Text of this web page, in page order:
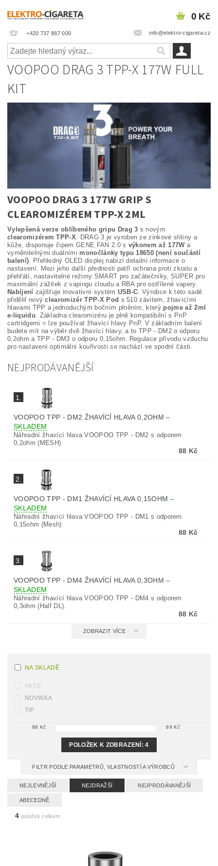
+420 737 887 000 info@elektro-cigareta.cz
0 Kč
VOOPOO DRAG 3 TPP-X 177W FULL
KIT
VOOPOO DRAG 3 177W GRIP S
CLEAROMIZÉREM TPP-X 2ML
Vylepšená verze oblíbeného gripu Drag 3 s novým
clearomizérem TPP-X. DRAG 3 je vyroben ze zinkové slitiny a
kůže, disponuje čipem GENE.FAN 2.0 s výkonem až 177W a
vyměnitelnými duálními monočlánky typu 18650 (není součástí
balení). Přehledný OLED displej nabízí detailní informace o
nastavení. Mezi jeho další přednosti patří ochrana proti zkratu a
přehřátí, nastavitelné režimy SMART pro začátečníky, SUPER pro
maximální zážitek z vapingu cloudu a RBA pro ostřílené vapery.
Nabíjení zajišťuje inovativní systém USB-C. Výrobce k této sadě
přidělil novýclearomizér TPP-X Pod s 510 závitem, žhavícími
hlavami TPP a jednoduchým bočním plněním, který pojme až 2ml
e-liquidu. Základna clearomizéru je plně kompatibilní s PnP
cartridgemi = lze používat žhavící hlavy PnP. V základním balení
budete mít na výběr dvě žhavící hlavy, a to TPP - DM2 o odporu
0,2ohm a TPP - DM3 o odporu 0,15ohm. Regulace přívodu vzduchu
pro nastavení optimální kouřivosti se nachází ve spodní části.
NEJPRODÁVANĚJŠÍ
1.
VOOPOO TPP - DM2 ŽHAVÍCÍ HLAVA 0,2OHM–
SKLADEM
Náhradní žhavící hlava VOOPOO TPP - DM2 s odporem
0,2ohm (MESH)
88 Kč
2.
VOOPOO TPP - DM1 ŽHAVÍCÍ HLAVA 0,15OHM –
SKLADEM
Náhradní žhavící hlava VOOPOO TPP - DM1 s odporem
0,15ohm (Mesh)
88 Kč
3.
VOOPOO TPP - DM4 ŽHAVÍCÍ HLAVA 0,3OHM–
SKLADEM
Náhradní žhavící hlava VOOPOO TPP - DM4 s odporem
0,3ohm (Half DL).
88 Kč
ZOBRAZIT VÍCE
NA SKLADĚ
AKCE
NOVINKA
TIP
88 Kč 89 Kč
POLOŽEK K ZOBRAZENÍ:4
FILTR PODLE PARAMETRŮ, VLASTNOSTÍ A VÝROBCŮ
NEJLEVNĚJŠÍ NEJDRAŽŠÍ NEJPRODÁVANĚJŠÍ
ABECEDNĚ
4 položek celkem